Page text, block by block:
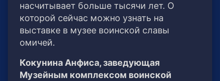
насчитывает больше тысячи лет. О
которой сейчас можно узнать на
выставке в музее воинской славы
омичей.
Кокунина Анфиса, заведующая
Музейным комплексом воинской